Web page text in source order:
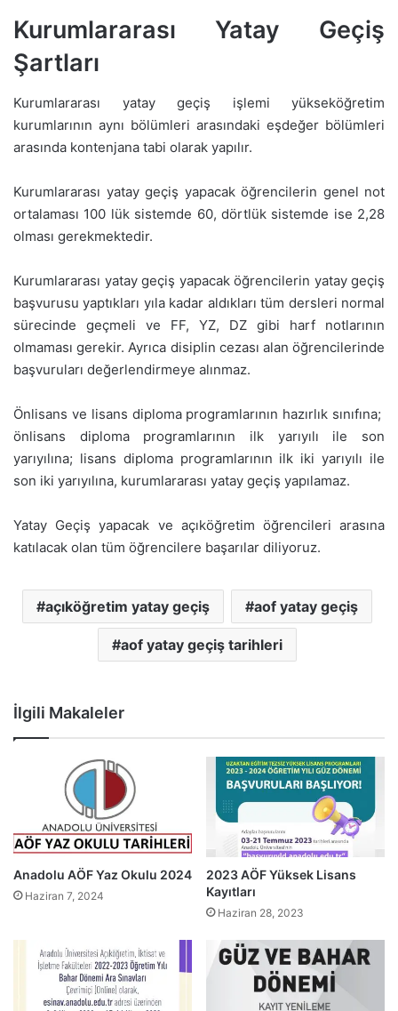
Kurumlararası Yatay Geçiş
Şartları
Kurumlararası yatay geçiş işlemi yükseköğretim
kurumlarının aynı bölümleri arasındaki eşdeğer bölümleri
arasında kontenjana tabi olarak yapılır.
Kurumlararası yatay geçiş yapacak öğrencilerin genel not
ortalaması 100 lük sistemde 60, dörtlük sistemde ise 2,28
olması gerekmektedir.
Kurumlararası yatay geçiş yapacak öğrencilerin yatay geçiş
başvurusu yaptıkları yıla kadar aldıkları tüm dersleri normal
sürecinde geçmeli ve FF, YZ, DZ gibi harf notlarının
olmaması gerekir. Ayrıca disiplin cezası alan öğrencilerinde
başvuruları değerlendirmeye alınmaz.
Önlisans ve lisans diploma programlarının hazırlık sınıfına;
önlisans diploma programlarının ilk yarıyılı ile son
yarıyılına; lisans diploma programlarının ilk iki yarıyılı ile
son iki yarıyılına, kurumlararası yatay geçiş yapılamaz.
Yatay Geçiş yapacak ve açıköğretim öğrencileri arasına
katılacak olan tüm öğrencilere başarılar diliyoruz.
açıköğretim yatay geçiş aof yatay geçiş
aof yatay geçiş tarihleri
İlgili Makaleler
Anadolu AÖF Yaz Okulu 2024
Haziran 7, 2024
2023 AÖF Yüksek Lisans
Kayıtları
Haziran 28, 2023